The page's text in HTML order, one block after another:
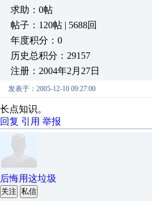
求助：0帖
帖子：120帖 | 5688回
年度积分：0
历史总积分：29157
注册：2004年2月27日
发表于：2005-12-10 09:27:00
长点知识。
回复 引用 举报
后悔用这垃圾
关注 私信